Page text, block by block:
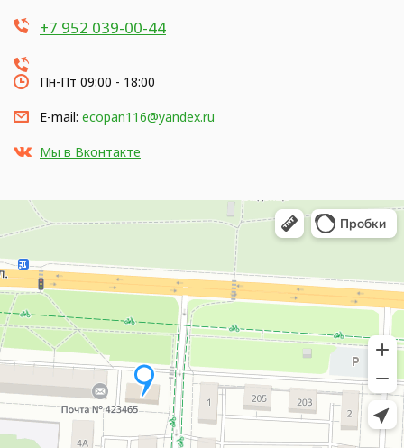
+7 952 039-00-44
Пн-Пт 09:00 - 18:00
E-mail: ecopan116@yandex.ru
Мы в Вконтакте